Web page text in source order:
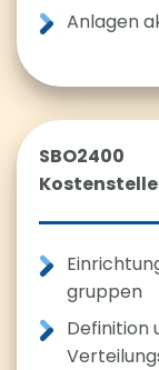
Anlagen
SBO2400
gruppen
Definition